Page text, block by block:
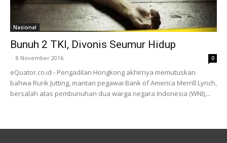
Nasional
Bunuh 2 TKI, Divonis Seumur Hidup
- 8 November 2016 0
eQuator.co.id - Pengadilan Hongkong akhirnya memutuskan
bahwa Rurik Jutting, mantan pegawai Bank of America Merrill Lynch,
bersalah atas pembunuhan dua warga negara Indonesia (WNI),...